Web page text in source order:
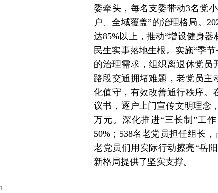
委牵头，每名支委带动3名党
户、全域覆盖”的治理格局。
达85%以上，推动“增设健身器
民生实事落地生根。实施“季
的治理需求，组织离退休党员
路段交通拥堵难题，老党员主
化值守，有效改善通行秩序。
议书，逐户上门宣传文明理念
万元。深化推进“三长制”工
50%；538名老党员担任组长
老党员们用实际行动擦亮“岳
新格局提供了坚实支撑。
1